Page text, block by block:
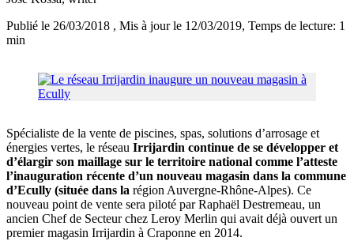
Publié le 26/03/2018 , Mis à jour le 12/03/2019, Temps de lecture: 1
min
Spécialiste de la vente de piscines, spas, solutions d’arrosage et
énergies vertes, le réseau Irrijardin continue de se développer et
d’élargir son maillage sur le territoire national comme l’atteste
l’inauguration récente d’un nouveau magasin dans la commune
d’Ecully (située dans la région Auvergne-Rhône-Alpes). Ce
nouveau point de vente sera piloté par Raphaël Destremeau, un
ancien Chef de Secteur chez Leroy Merlin qui avait déjà ouvert un
premier magasin Irrijardin à Craponne en 2014.